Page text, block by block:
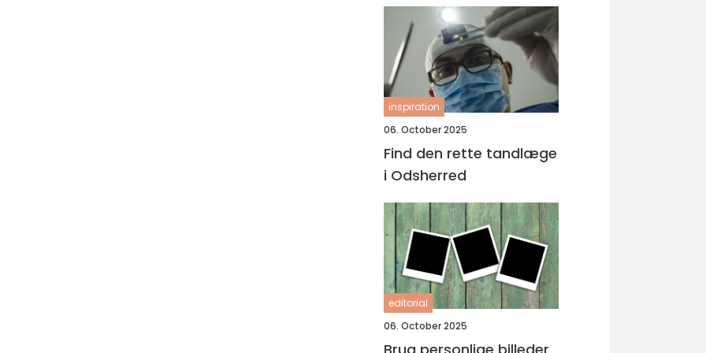
inspiration
06. October 2025
Find den rette tandlæge
i Odsherred
editorial
06. October 2025